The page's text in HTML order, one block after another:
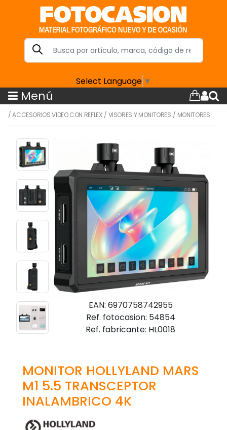
Select Language ▼
Menú
/ACCESORIOS VIDEO CON REFLEX/ VISORES Y MONITORES / MONITORES
EAN: 6970758742955
Ref. fotocasion: 54854
Ref. fabricante: HL0018
MONITOR HOLLYLAND MARS
M1 5.5 TRANSCEPTOR
INALAMBRICO 4K